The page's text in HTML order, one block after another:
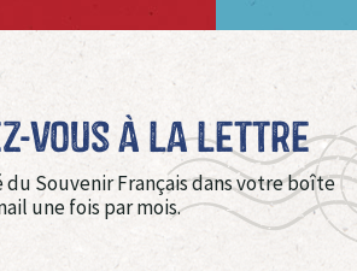
vous à La Lettre
du Souvenir Français dans votre boîte
une fois par mois.